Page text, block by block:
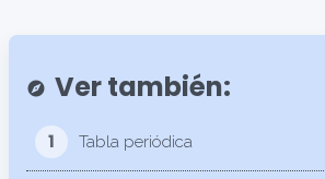
explore Ver también:
1 Tabla periódica